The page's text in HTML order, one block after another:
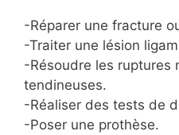
-Réparer une fracture
-Traiter une lésion
-Résoudre les ruptures
tendineuses.
-Réaliser des tests de
-Poser une prothèse.